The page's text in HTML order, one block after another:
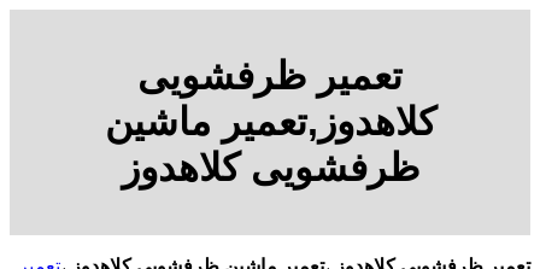
تعمیر ظرفشویی
کلاهدوز,تعمیر ماشین
ظرفشویی کلاهدوز